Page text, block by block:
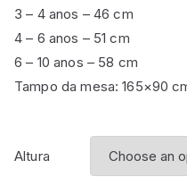
3 – 4 anos – 46 cm
4 – 6 anos – 51 cm
6 – 10 anos – 58 cm
Tampo da mesa: 165×90
Altura